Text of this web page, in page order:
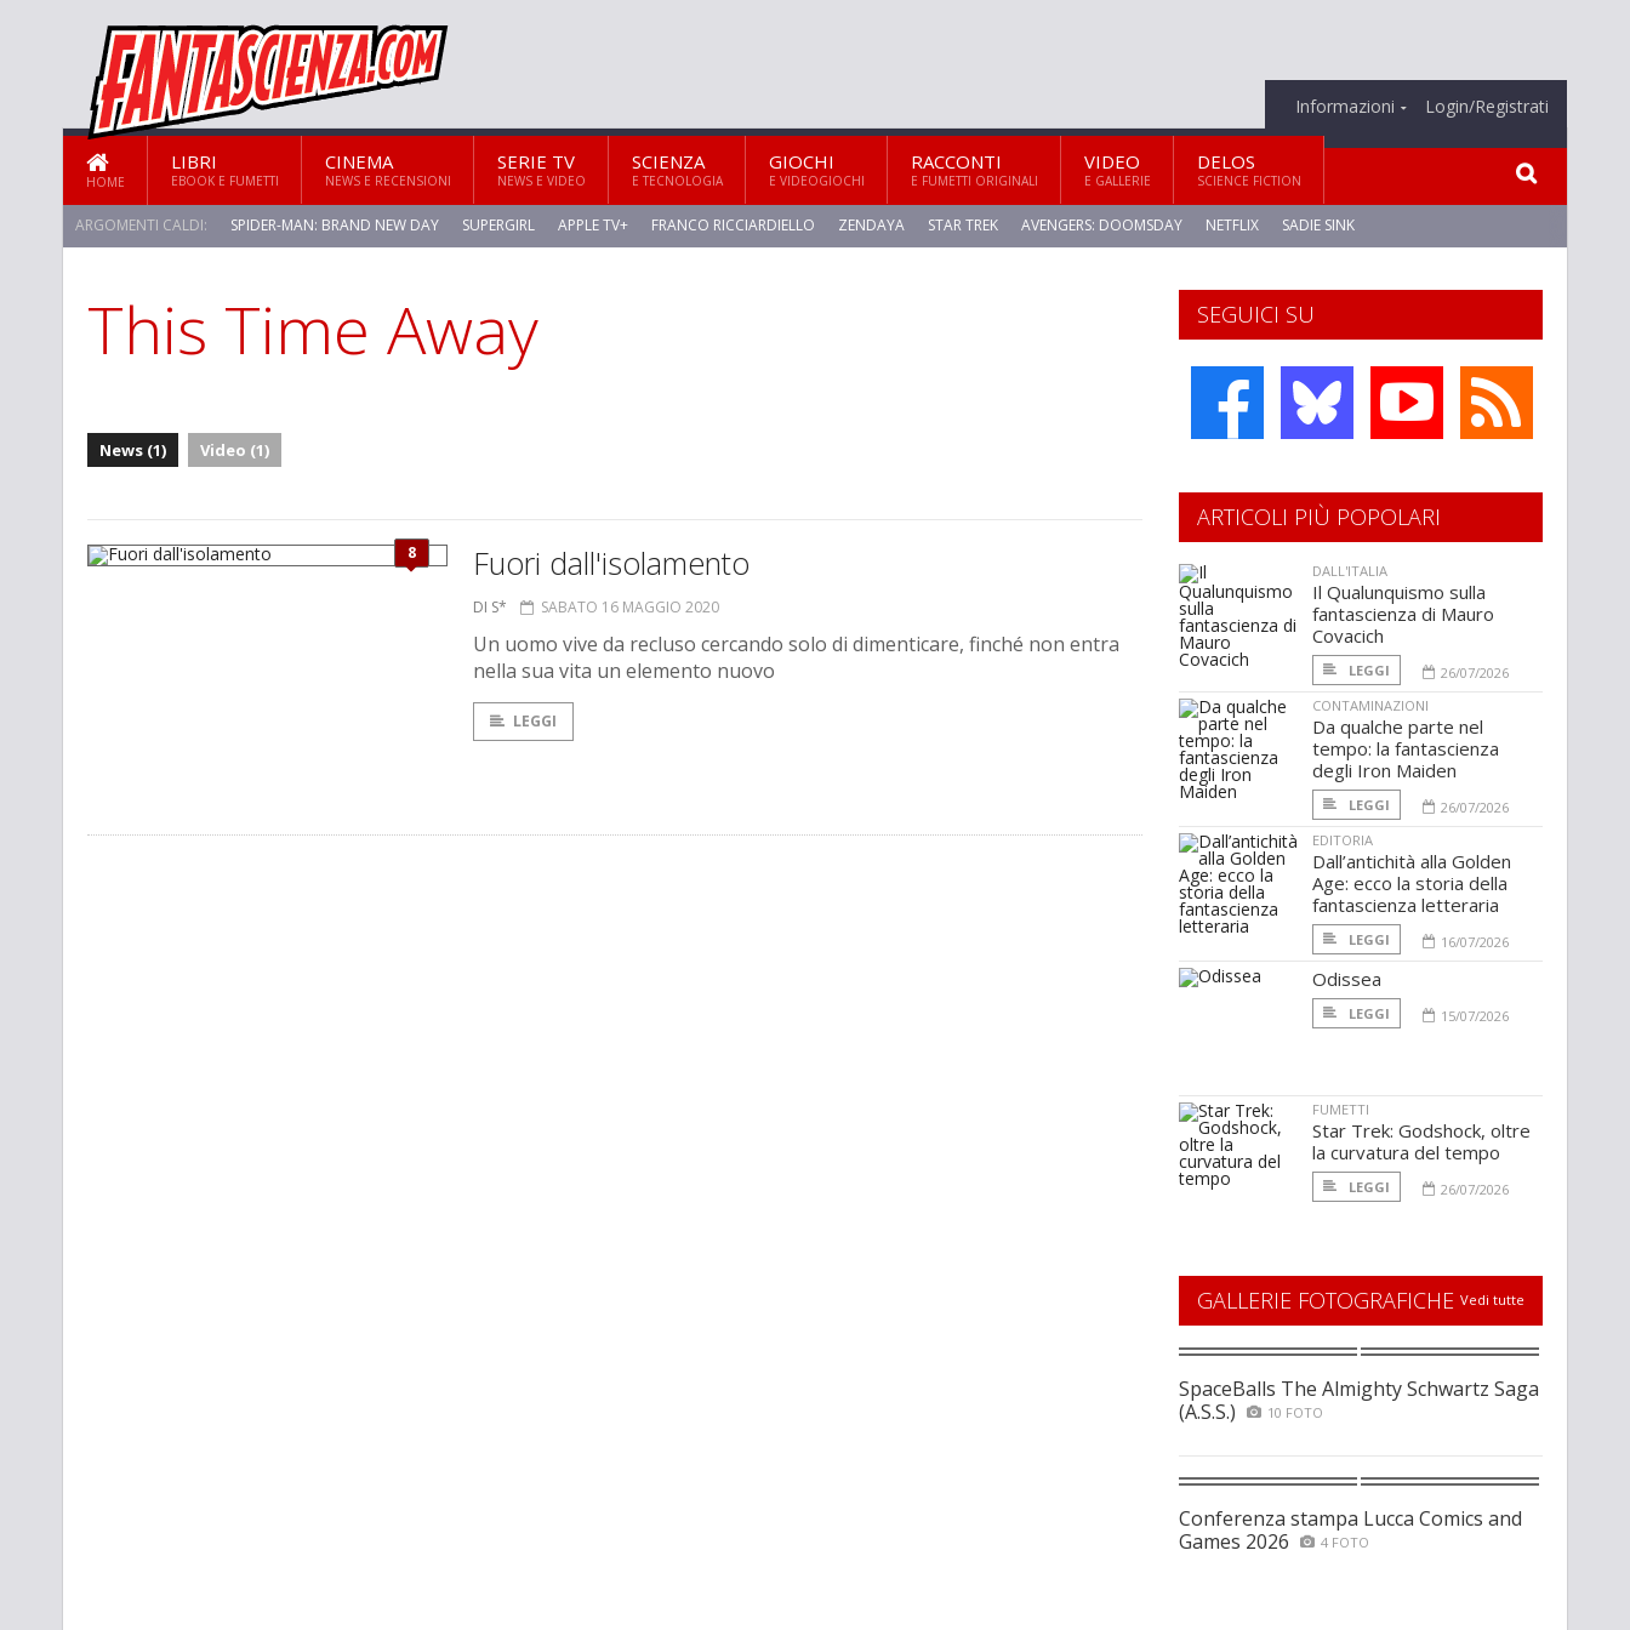
Informazioni Login/Registrati
HOME
LIBRI
EBOOK E FUMETTI
CINEMA
NEWS E RECENSIONI
SERIE TV
NEWS E VIDEO
SCIENZA
E TECNOLOGIA
GIOCHI
E VIDEOGIOCHI
RACCONTI
E FUMETTI ORIGINALI
VIDEO
E GALLERIE
DELOS
SCIENCE FICTION
ARGOMENTI CALDI: SPIDER-MAN: BRAND NEW DAY SUPERGIRL APPLE TV+ FRANCO RICCIARDIELLO ZENDAYA STAR TREK AVENGERS: DOOMSDAY NETFLIX SADIE SINK
STAR TREK: STRANGE NEW WORLDS
This Time Away
News (1) Video (1)
8 Fuori dall'isolamento
DI S* SABATO 16 MAGGIO 2020
Un uomo vive da recluso cercando solo di dimenticare, finché non entra
nella sua vita un elemento nuovo
LEGGI
SEGUICI SU
ARTICOLI PIÙ POPOLARI
DALL'ITALIA
Il Qualunquismo sulla
fantascienza di Mauro
Covacich
LEGGI
26/07/2026
CONTAMINAZIONI
Da qualche parte nel
tempo: la fantascienza
degli Iron Maiden
LEGGI
26/07/2026
EDITORIA
Dall’antichità alla Golden
Age: ecco la storia della
fantascienza letteraria
LEGGI 16/07/2026
Odissea
LEGGI 15/07/2026
FUMETTI
Star Trek: Godshock, oltre
la curvatura del tempo
LEGGI 26/07/2026
GALLERIE FOTOGRAFICHE Vedi tutte
SpaceBalls The Almighty Schwartz Saga
(A.S.S.)
10 FOTO
Conferenza stampa Lucca Comics and
Games 2026
4 FOTO